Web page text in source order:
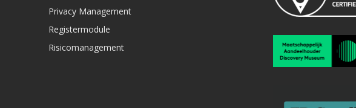
Privacy Management
Registermodule
Risicomanagement